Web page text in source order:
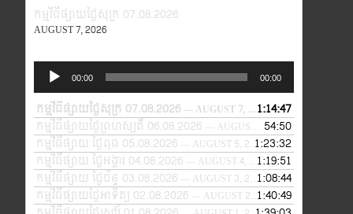
កម្មវិធីផ្សាយថ្ងៃសុក្រ 07.08.2026
AUGUST 7, 2026
Audio
Player
00:00 00:00
កម្មវិធីផ្សាយថ្ងៃសុក្រ 07.08.2026— AUGUST 7, 2026
1:14:47
កម្មវិធីផ្សាយថ្ងៃព្រហស្បតិ៍ 06.08.2026
— AUGUST 6, 2026
54:50
កម្មវិធីផ្សាយ ថ្ងៃពុធ 05.08.2026
— AUGUST 5, 2026 1:23:32
កម្មវិធីផ្សាយ ថ្ងៃអង្គារ 04.08.2026
— AUGUST 4, 2026
1:19:51
កម្មវិធីផ្សាយ ថ្ងៃច័ន្ទ 03.08.2026
— AUGUST 3, 2026 1:08:44
កម្មវិធីផ្សាយថ្ងៃអាទិត្យ 02.08.2026
— AUGUST 2, 2026 1:40:49